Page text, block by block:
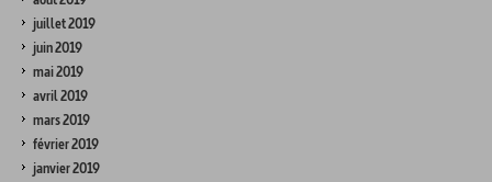
juillet 2019
juin 2019
mai 2019
avril 2019
mars 2019
février 2019
janvier 2019